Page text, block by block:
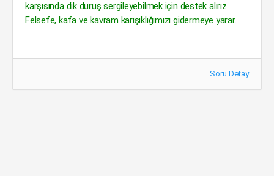
karşısında dik duruş sergileyebilmek için destek alırız.
Felsefe, kafa ve kavram karışıklığımızı gidermeye yarar.
Soru Detay